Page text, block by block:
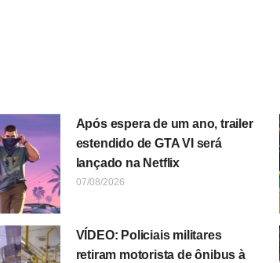
Após espera de um ano, trailer
estendido de GTA VI será
lançado na Netflix
07/08/2026
VÍDEO: Policiais militares
retiram motorista de ônibus à